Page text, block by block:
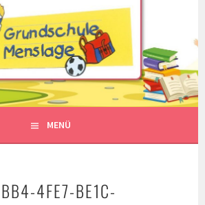
MENÜ
4FE7-BE1C-